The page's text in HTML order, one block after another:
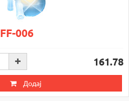
FF-006
161.78
Додај